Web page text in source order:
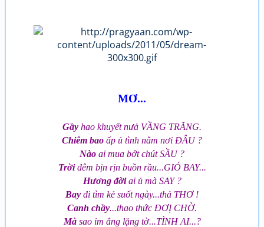
MƠ...
Gầy hao khuyết nưả VẦNG TRĂNG.
Chiêm bao ấp ủ tình nằm nơi ĐÂU ?
Nào ai mua bớt chút SẦU ?
Trờiđêm bịn rịn buồn rầu...GIÓ BAY...
Hương đờiai ủ mà SAY ?
Bay đi tìm kẻ suốt ngày...thả THƠ !
Canh chầy...thao thức ĐƠỊ CHỜ.
Màsao im ắng lặng tờ...TÌNH AI...?